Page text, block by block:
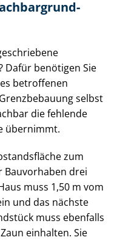
Dafür benötigen Sie
betroffenen
selbst
die fehlende
übernimmt.
zum
Bauvorhaben drei
muss 1,50 m vom
und das nächste
muss ebenfalls
einhalten. Sie